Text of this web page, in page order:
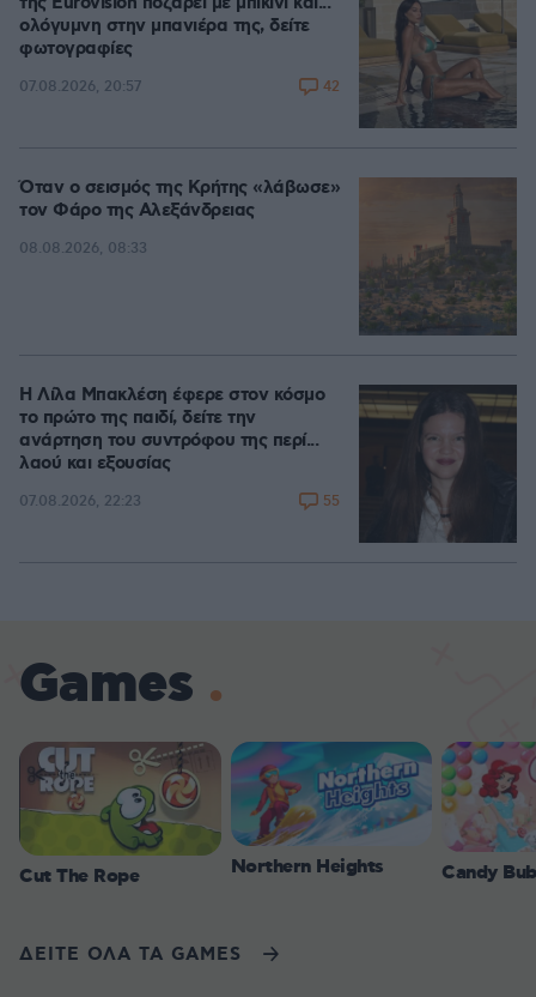
ολόγυμνη στην μπανιέρα της, δείτε
φωτογραφίες
07.08.2026, 20:57 42
Όταν ο σεισμός της Κρήτης «λάβωσε»
τον Φάρο της Αλεξάνδρειας
08.08.2026, 08:33
Η Λίλα Μπακλέση έφερε στον κόσμο
το πρώτο της παιδί, δείτε την
ανάρτηση του συντρόφου της περί...
λαού και εξουσίας
07.08.2026, 22:23 55
Games
Cut The Rope Northern Heights Candy
ΔΕΙΤΕ ΟΛΑ ΤΑ GAMES